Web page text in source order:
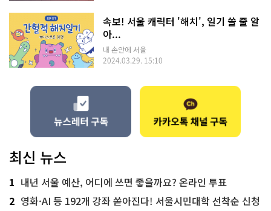
속보! 서울 캐릭터 '해치', 일기 쓸 줄 알
아...
내 손안에 서울
2024.03.29. 15:10
최신 뉴스
1 내년 서울 예산, 어디에 쓰면 좋을까요? 온라인 투표
2 영화·AI 등 192개 강좌 쏟아진다! 서울시민대학 선착순 신청